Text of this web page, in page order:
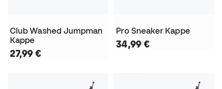
Club Washed Jumpman
Kappe
27,99 €
Pro Sneaker Kappe
34,99 €